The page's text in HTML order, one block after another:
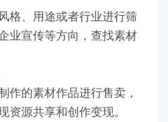
格、用途或者行业进行筛
业宣传等方向，查找素材
作的素材作品进行售卖，
源共享和创作变现。